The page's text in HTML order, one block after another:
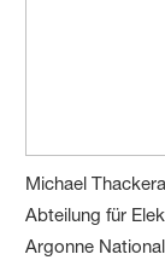
Michael
Abteilung für
Argonne